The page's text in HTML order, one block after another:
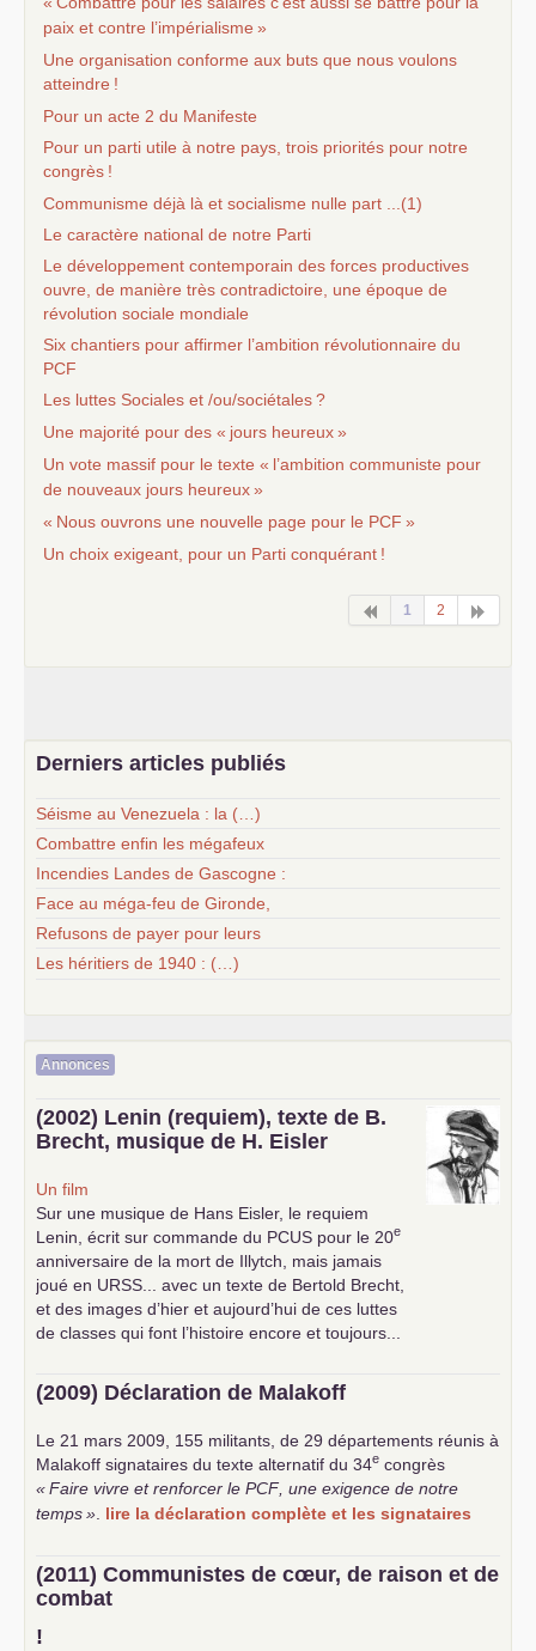
paix et contre l’impérialisme »
Une organisation conforme aux buts que nous voulons
atteindre !
Pour un acte 2 du Manifeste
Pour un parti utile à notre pays, trois priorités pour notre
congrès !
Communisme déjà là et socialisme nulle part ...(1)
Le caractère national de notre Parti
Le développement contemporain des forces productives
ouvre, de manière très contradictoire, une époque de
révolution sociale mondiale
Six chantiers pour affirmer l’ambition révolutionnaire du
PCF
Les luttes Sociales et /ou/sociétales?
Une majorité pour des « jours heureux»
Un vote massif pour le texte « l’ambition communiste pour
de nouveaux jours heureux»
« Nous ouvrons une nouvelle page pour le PCF »
Un choix exigeant, pour un Parti conquérant !
1 2
Derniers articles publiés
Séisme au Venezuela : la (…)
Combattre enfin les mégafeux
Incendies Landes de Gascogne :
Face au méga-feu de Gironde,
Refusons de payer pour leurs
Les héritiers de 1940 : (…)
Annonces
(2002) Lenin (requiem), texte de B.
Brecht, musique de H. Eisler
Un film
Sur une musique de Hans Eisler, le requiem
Lenin, écrit sur commande du PCUS pour le 20e
anniversaire de la mort de Illytch, mais jamais
joué en URSS ... avec un texte de Bertold Brecht,
et des images d’hier et aujourd’hui de ces luttes
de classes qui font l’histoire encore et toujours...
(2009) Déclaration de Malakoff
Le 21 mars 2009, 155 militants, de 29 départements réunis à
Malakoff signataires du texte alternatif du 34e congrès
«Faire vivre et renforcer le PCF , une exigence de notre
temps» lire la déclaration complète et les signataires
(2011) Communistes de cœur, de raison et de
combat
!